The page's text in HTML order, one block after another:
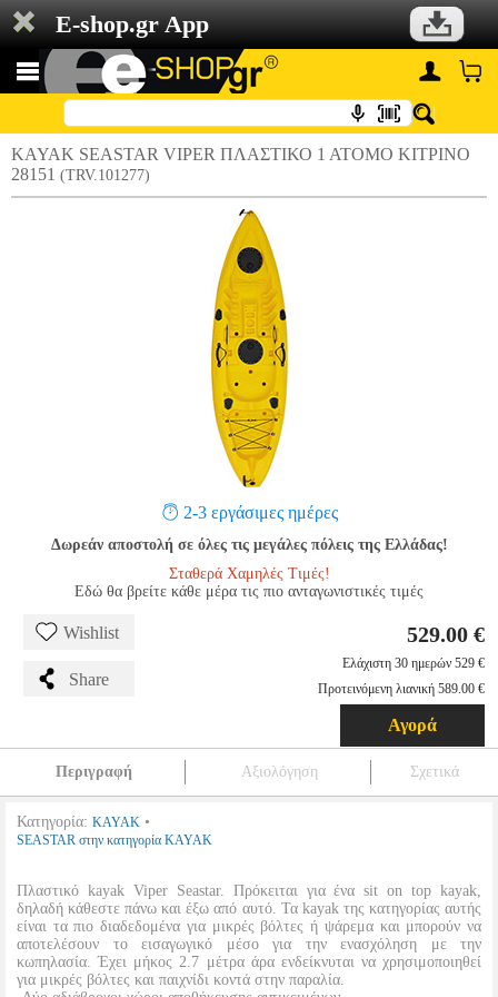
E-shop.gr App
KAYAK SEASTAR VIPER ΠΛΑΣΤΙΚΟ 1 ΑΤΟΜΟ ΚΙΤΡΙΝΟ
28151 (TRV.101277)
2-3 εργάσιμες ημέρες
Δωρεάν αποστολή σε όλες τις μεγάλες πόλεις της Ελλάδας!
Σταθερά Χαμηλές Τιμές!
Εδώ θα βρείτε κάθε μέρα τις πιο ανταγωνιστικές τιμές
Wishlist
Share
529.00 €
Ελάχιστη 30 ημερών 529 €
Προτεινόμενη λιανική 589.00 €
Αγορά
Περιγραφή Αξιολόγηση Σχετικά
Κατηγορία: KAYAK •
SEASTAR στην κατηγορία KAYAK
Πλαστικό kayak Viper Seastar. Πρόκειται για ένα sit on top kayak,
δηλαδή κάθεστε πάνω και έξω από αυτό. Τα kayak της κατηγορίας αυτής
είναι τα πιο διαδεδομένα για μικρές βόλτες ή ψάρεμα και μπορούν να
αποτελέσουν το εισαγωγικό μέσο για την ενασχόληση με την
κωπηλασία. Έχει μήκος 2.7 μέτρα άρα ενδείκνυται να χρησιμοποιηθεί
για μικρές βόλτες και παιχνίδι κοντά στην παραλία.